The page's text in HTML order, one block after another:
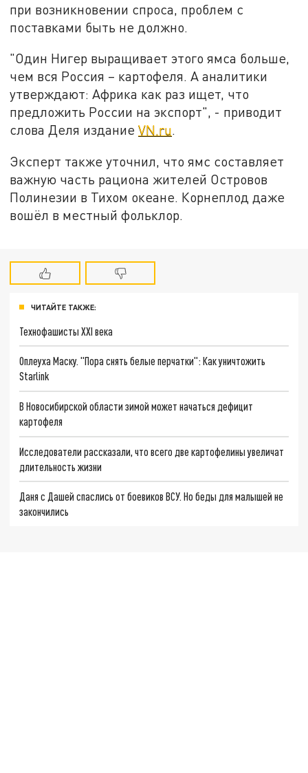
при возникновении спроса, проблем с
поставками быть не должно.
"Один Нигер выращивает этого ямса больше,
чем вся Россия – картофеля. А аналитики
утверждают: Африка как раз ищет, что
предложить России на экспорт", - приводит
слова Деля изданиеVN.ru.
Эксперт также уточнил, что ямс составляет
важную часть рациона жителей Островов
Полинезии в Тихом океане. Корнеплод даже
вошёл в местный фольклор.
ЧИТАЙТЕ ТАКЖЕ:
Технофашисты XXI века
Оплеуха Маску. "Пора снять белые перчатки": Как уничтожить
Starlink
В Новосибирской области зимой может начаться дефицит
картофеля
Исследователи рассказали, что всего две картофелины увеличат
длительность жизни
Даня с Дашей спаслись от боевиков ВСУ. Но беды для малышей не
закончились